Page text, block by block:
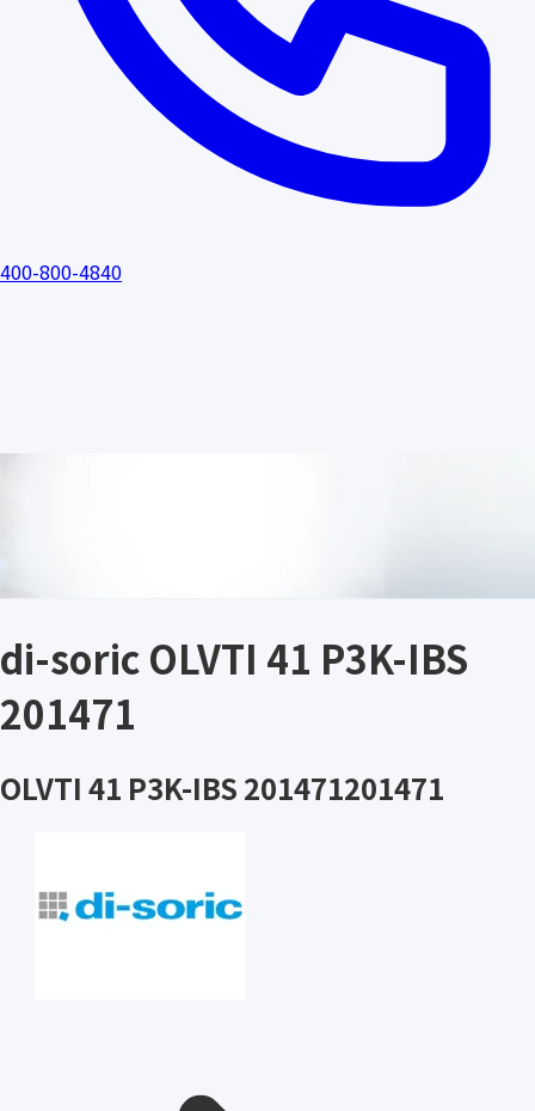
400-800-4840
di-soric OLVTI 41 P3K-IBS
201471
OLVTI 41 P3K-IBS 201471201471